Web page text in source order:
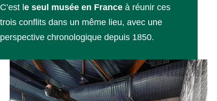
C’est le seul musée en France à réunir ces
trois conflits dans un même lieu, avec une
perspective chronologique depuis 1850.